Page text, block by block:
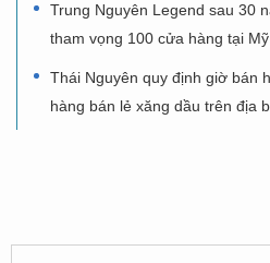
Trung Nguyên Legend sau 30
tham vọng 100 cửa hàng tại Mỹ
Thái Nguyên quy định giờ bán
hàng bán lẻ xăng dầu trên địa